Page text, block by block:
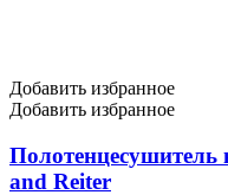
Добавить избранное
Добавить избранное
Полотенцесушитель
and Reiter